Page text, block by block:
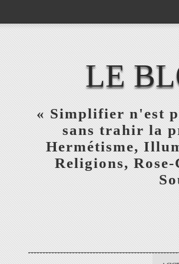
LE
« Simplifier n'est
sans trahir la
Hermétisme,
Religions,